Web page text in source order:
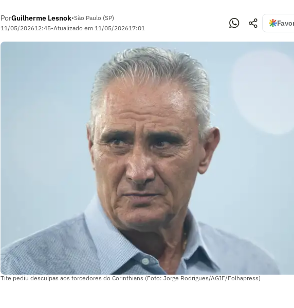
PorGuilherme Lesnok•São Paulo (SP)
11/05/202612:45•Atualizado em 11/05/202617:01
Tite pediu desculpas aos torcedores do Corinthians (Foto: Jorge Rodrigues/AGIF/Folhapress)